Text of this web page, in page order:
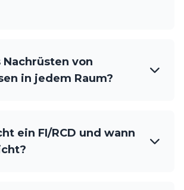
Nachrüsten von
in jedem Raum?
ein FI/RCD und wann